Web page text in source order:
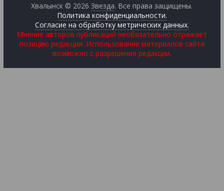
Хвалынск © 2026Звезда. Все права защищены.
Политика конфиденциальности.
Согласие на обработку метрических данных.
Мнение авторов публикаций необязательно отражает
позицию редакции. Использование материалов сайта
возможно с разрешения редакции.